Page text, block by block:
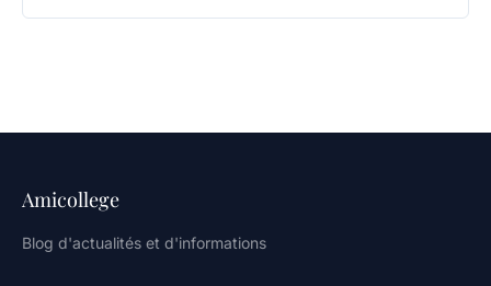
Amicollege
Blog d'actualités et d'informations